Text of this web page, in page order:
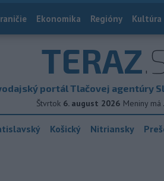
Ekonomika Regióny Kultúra
TERAZ
portál Tlačovej agentúry
Štvrtok 6. august 2026 Meniny má
Košický Nitriansky